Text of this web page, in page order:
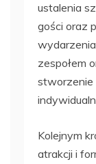
ustalenia
gości oraz
zespołem
stworzenie
Kolejnym
atrakcji i